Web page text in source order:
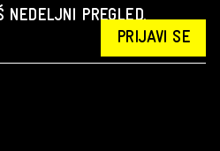
NEDELJNI PREGLED.
PRIJAVI SE